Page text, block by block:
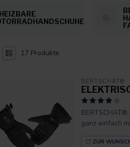
17 Produkte
BERTSCHAT®
ganz einfach
ZUR